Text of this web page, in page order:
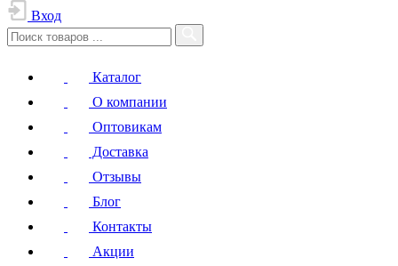
Вход
Каталог
О компании
Оптовикам
Доставка
Отзывы
Блог
Контакты
Акции